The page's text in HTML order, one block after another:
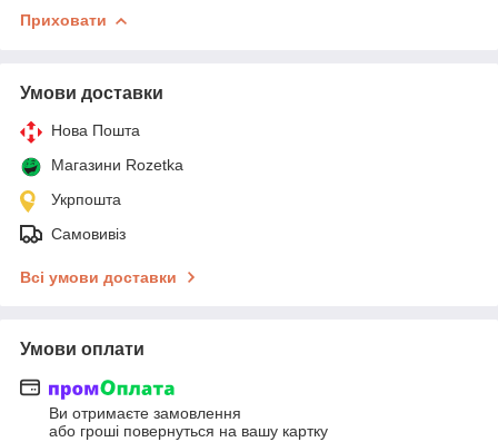
Приховати
Умови доставки
Нова Пошта
Магазини Rozetka
Укрпошта
Самовивіз
Всі умови доставки
Умови оплати
Ви отримаєте замовлення
або гроші повернуться на вашу картку